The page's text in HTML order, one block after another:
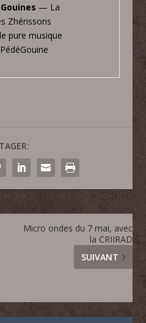
— La
Zhérissons
pure musique
Micro ondes du 7 mai, avec
la CRIIRAD
SUIVANT